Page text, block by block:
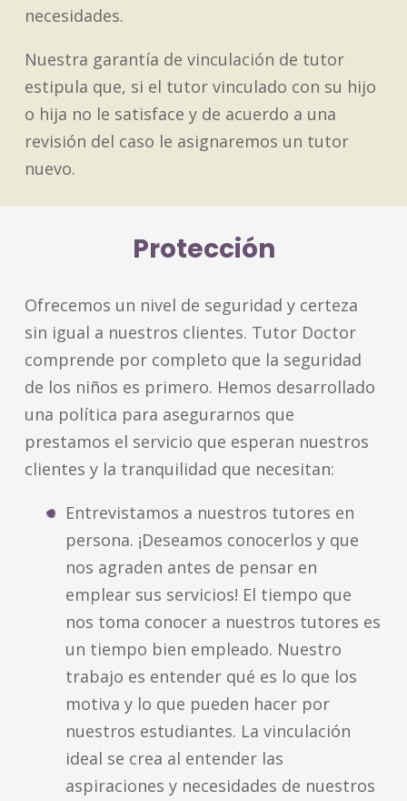
necesidades.
Nuestra garantía de vinculación de tutor
estipula que, si el tutor vinculado con su hijo
o hija no le satisface y de acuerdo a una
revisión del caso le asignaremos un tutor
nuevo.
Protección
Ofrecemos un nivel de seguridad y certeza
sin igual a nuestros clientes. Tutor Doctor
comprende por completo que la seguridad
de los niños es primero. Hemos desarrollado
una política para asegurarnos que
prestamos el servicio que esperan nuestros
clientes y la tranquilidad que necesitan:
Entrevistamos a nuestros tutores en
persona. ¡Deseamos conocerlos y que
nos agraden antes de pensar en
emplear sus servicios! El tiempo que
nos toma conocer a nuestros tutores es
un tiempo bien empleado. Nuestro
trabajo es entender qué es lo que los
motiva y lo que pueden hacer por
nuestros estudiantes. La vinculación
ideal se crea al entender las
aspiraciones y necesidades de nuestros